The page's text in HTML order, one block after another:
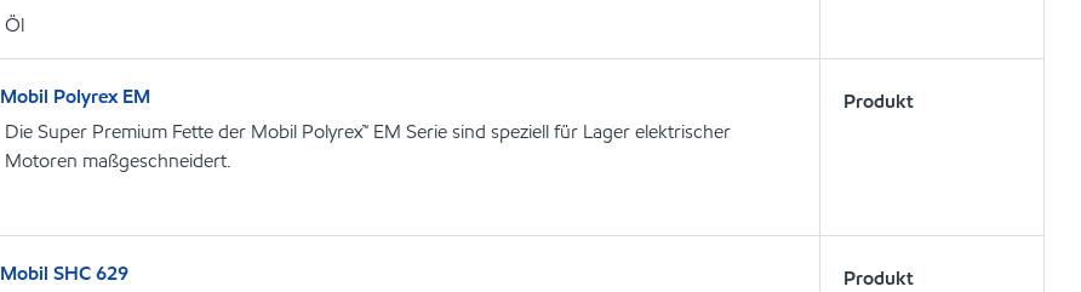
Öl
Mobil Polyrex EM
Die Super Premium Fette der Mobil Polyrex™ EM Serie sind speziell für Lager elektrischer
Motoren maßgeschneidert.
Produkt
Mobil SHC 629
Produkt